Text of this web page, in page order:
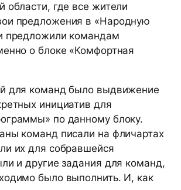
области, где все жители
предложения в «Народную
предложили командам
о блоке «Комфортная
для команд было выдвижение
инициатив для
по данному блоку.
команд писали на фличартах
их для собравшейся
и другие задания для команд,
было выполнить. И, как